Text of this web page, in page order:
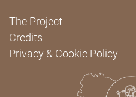
The Project
Credits
Privacy & Cookie Policy